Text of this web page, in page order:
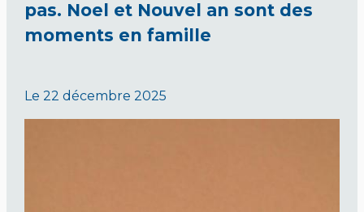
pas. Noel et Nouvel an sont des
moments en famille
Le 22 décembre 2025